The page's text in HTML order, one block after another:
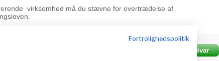
virksomhed må du stævne for overtrædelse af
Svar
Fortrolighedspolitik